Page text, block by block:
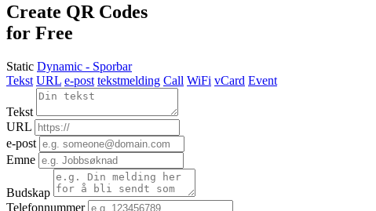
Create QR Codes
for Free
Static Dynamic - Sporbar
Tekst URL e-post tekstmelding Call WiFi vCard Event
Tekst
URL
e-post
Emne
Budskap
Telefonnummer